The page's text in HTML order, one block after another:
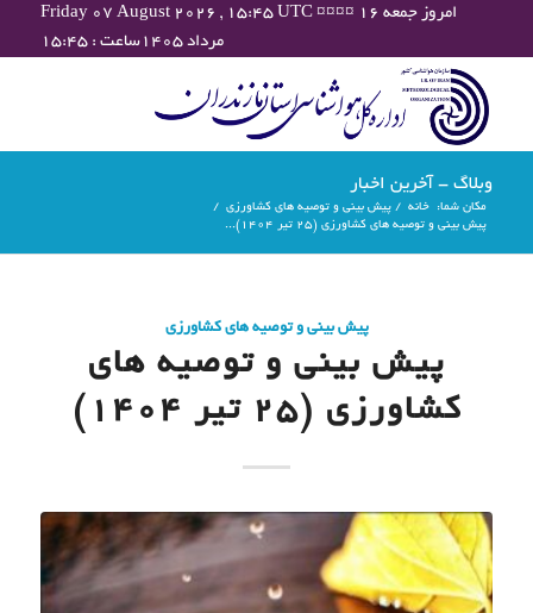
Friday 07 August 2026 , 15:45 UTC ¤¤¤¤ امروز جمعه ۱۶
مرداد ۱۴۰۵ساعت : ۱۵:۴۵
وبلاگ - آخرین اخبار
مکان شما: خانه / پیش بینی و توصیه های کشاورزی /
پیش بینی و توصیه های کشاورزی (25 تیر ۱۴۰۴)...
پیش بینی و توصیه های کشاورزی
پیش بینی و توصیه های
کشاورزی (25 تیر ۱۴۰۴)